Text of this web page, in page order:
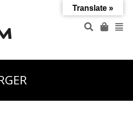
Translate »